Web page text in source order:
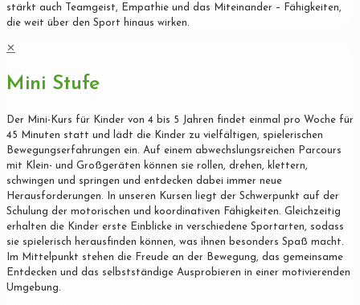
stärkt auch Teamgeist, Empathie und das Miteinander – Fähigkeiten,
die weit über den Sport hinaus wirken.
✕
Mini Stufe
Der Mini-Kurs für Kinder von 4 bis 5 Jahren findet einmal pro Woche für
45 Minuten statt und lädt die Kinder zu vielfältigen, spielerischen
Bewegungserfahrungen ein. Auf einem abwechslungsreichen Parcours
mit Klein- und Großgeräten können sie rollen, drehen, klettern,
schwingen und springen und entdecken dabei immer neue
Herausforderungen. In unseren Kursen liegt der Schwerpunkt auf der
Schulung der motorischen und koordinativen Fähigkeiten. Gleichzeitig
erhalten die Kinder erste Einblicke in verschiedene Sportarten, sodass
sie spielerisch herausfinden können, was ihnen besonders Spaß macht.
Im Mittelpunkt stehen die Freude an der Bewegung, das gemeinsame
Entdecken und das selbstständige Ausprobieren in einer motivierenden
Umgebung.